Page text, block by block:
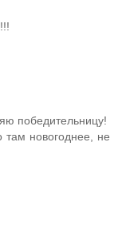
победительницу!
там новогоднее, не